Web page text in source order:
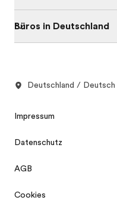
Büros in Deutschland
Deutschland / Deutsch
Impressum
Datenschutz
AGB
Cookies